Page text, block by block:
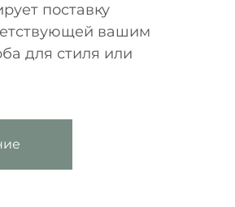
поставку
вашим
для стиля или